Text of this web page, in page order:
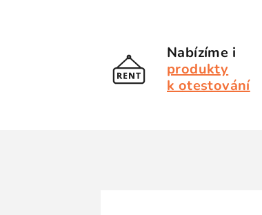
Nabízíme i
produkty
k otestování